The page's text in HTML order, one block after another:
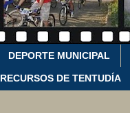
DEPORTE MUNICIPAL
RECURSOS DE TENTUDÍA